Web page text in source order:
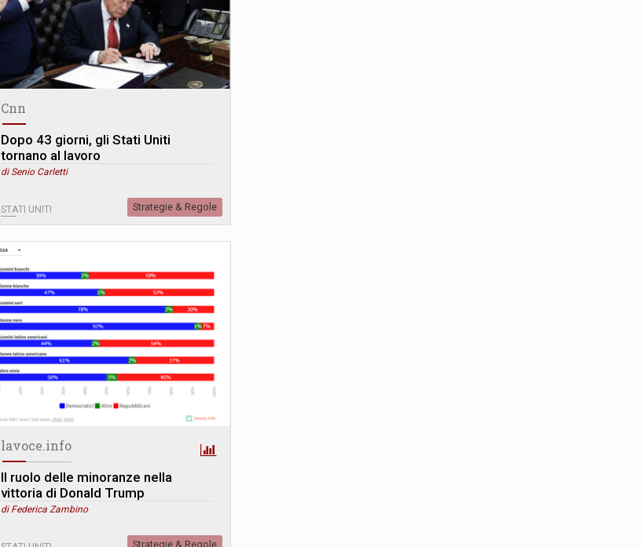
Cnn
Dopo 43 giorni, gli Stati Uniti
tornano al lavoro
di Senio Carletti
STATI UNITI Strategie & Regole
lavoce.info
Il ruolo delle minoranze nella
vittoria di Donald Trump
di Federica Zambino
Strategie & Regole